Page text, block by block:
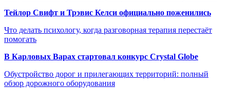
Тейлор Свифт и Трэвис Келси официально поженились
Что делать психологу, когда разговорная терапия перестаёт
помогать
В Карловых Варах стартовал конкурс Crystal Globe
Обустройство дорог и прилегающих территорий: полный
обзор дорожного оборудования